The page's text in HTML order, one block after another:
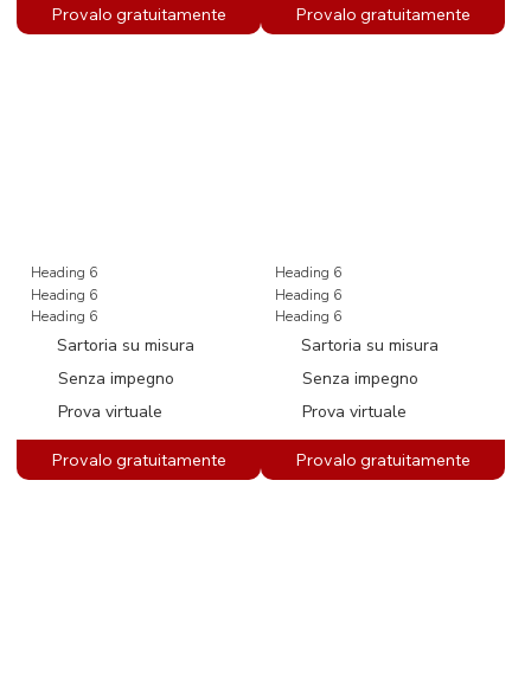
Heading 6
Heading 6
Heading 6
Sartoria su misura
Senza impegno
Prova virtuale
Heading 6
Heading 6
Heading 6
Sartoria su misura
Senza impegno
Prova virtuale